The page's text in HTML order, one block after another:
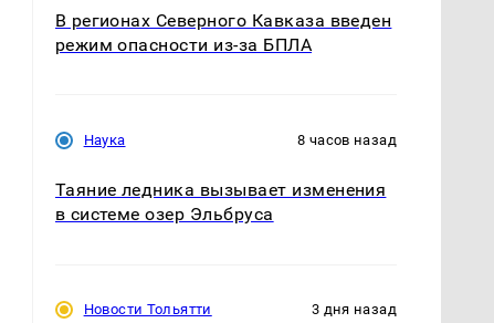
В регионах Северного Кавказа введен
режим опасности из-за БПЛА
Наука 8 часов назад
Таяние ледника вызывает изменения
в системе озер Эльбруса
Новости Тольятти 3 дня назад